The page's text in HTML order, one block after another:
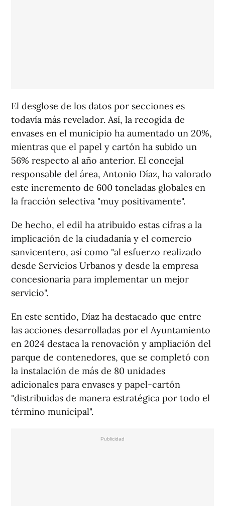
El desglose de los datos por secciones es
todavía más revelador. Así, la recogida de
envases en el municipio ha aumentado un 20%,
mientras que el papel y cartón ha subido un
56% respecto al año anterior. El concejal
responsable del área, Antonio Díaz, ha valorado
este incremento de 600 toneladas globales en
la fracción selectiva "muy positivamente".
De hecho, el edil ha atribuido estas cifras a la
implicación de la ciudadanía y el comercio
sanvicentero, así como "al esfuerzo realizado
desde Servicios Urbanos y desde la empresa
concesionaria para implementar un mejor
servicio".
En este sentido, Díaz ha destacado que entre
las acciones desarrolladas por el Ayuntamiento
en 2024 destaca la renovación y ampliación del
parque de contenedores, que se completó con
la instalación de más de 80 unidades
adicionales para envases y papel-cartón
"distribuidas de manera estratégica por todo el
término municipal".